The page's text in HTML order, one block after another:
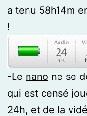
a tenu 58h14m
!
-Le nano ne se
qui est censé
24h, et de la